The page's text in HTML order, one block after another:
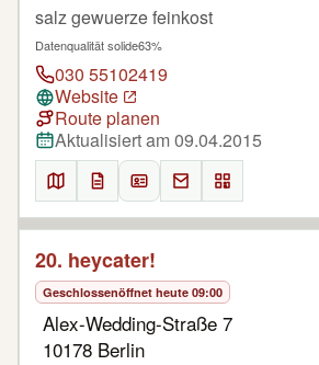
salz gewuerze feinkost
Datenqualität solide63%
030 55102419
Website
Route planen
Aktualisiert am 09.04.2015
20. heycater!
Geschlossenöffnet heute 09:00
Alex-Wedding-Straße 7
10178 Berlin